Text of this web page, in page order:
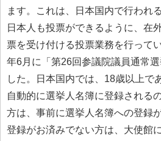
ます。これは、日本国内で行われ
日本人も投票ができるように、在
票を受け付ける投票業務を行って
年6月に「第26回参議院議員通常
した。日本国内では、18歳以上で
自動的に選挙人名簿に登録される
方は、事前に選挙人名簿への登録
登録がお済みでない方は、大使館